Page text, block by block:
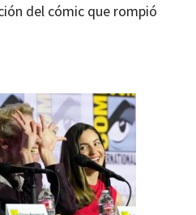
del cómic que rompió